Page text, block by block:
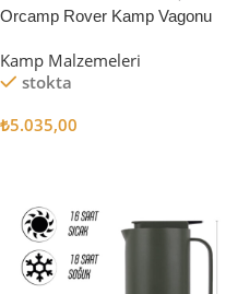
Orcamp Rover Kamp Vagonu
Kamp Malzemeleri
stokta
₺5.035,00